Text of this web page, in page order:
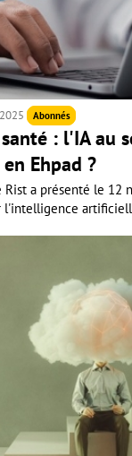
Abonnés
: l'IA au
Ehpad ?
a présenté le 12
l'intelligence